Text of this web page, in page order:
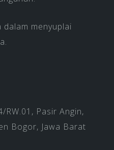
dalam menyuplai
RW.01, Pasir Angin,
Bogor, Jawa Barat